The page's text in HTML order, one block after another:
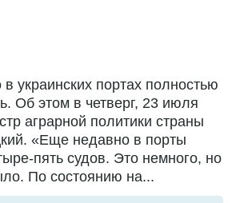
украинских портах полностью
Об этом в четверг, 23 июля
аграрной политики страны
«Еще недавно в порты
пять судов. Это немного, но
По состоянию на...